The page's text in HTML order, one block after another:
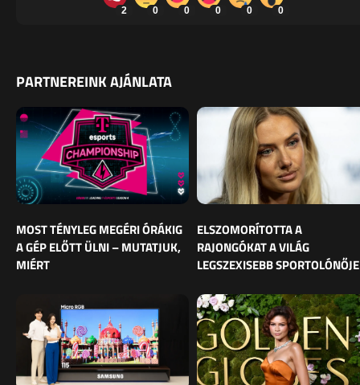
2 0 0 0 0 0
PARTNEREINK AJÁNLATA
MOST TÉNYLEG MEGÉRI ÓRÁKIG
A GÉP ELŐTT ÜLNI – MUTATJUK,
MIÉRT
ELSZOMORÍTOTTA A
RAJONGÓKAT A VILÁG
LEGSZEXISEBB SPORTOLÓNŐJE